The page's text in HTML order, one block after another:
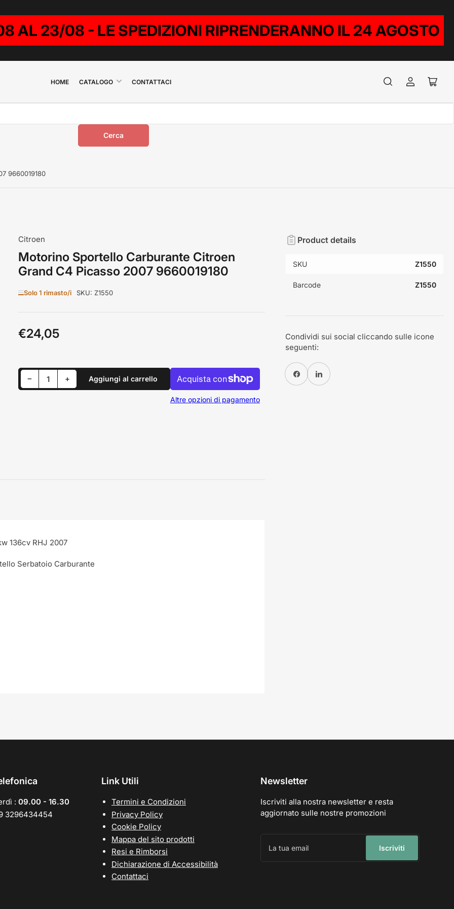
AL 23/08 - LE SPEDIZIONI RIPRENDERANNO IL 24 AGOSTO
HOME CATALOGO CONTATTACI AccediApri
mini
Cerca
9660019180
Citroen
Motorino Sportello Carburante Citroen
Grand C4 Picasso 2007 9660019180
Solo 1 rimasto/i SKU: Z1550
Prezzo
standard
€24,05
−Riduci quantità per Motorino Sportello Carburante Citroen Grand C4 Picasso 2007 9660019180
Quantità +Aumenta quantità per Motorino Sportello Carburante Citroen Grand C4 Picasso 2007 9660019180
Aggiungi al carrello
Altre opzioni di pagamento
Product details
SKU Z1550
Barcode Z1550
Condividi sui social cliccando sulle icone
seguenti:
Condividi su FacebookCondividi su Pinterest
136cv RHJ 2007
Serbatoio Carburante
: 09.00 - 16.30
3296434454
Link Utili
Termini e Condizioni
Privacy Policy
Cookie Policy
Mappa del sito prodotti
Resi e Rimborsi
Dichiarazione di Accessibilità
Contattaci
Newsletter
Iscriviti alla nostra newsletter e resta
aggiornato sulle nostre promozioni
tua
Iscriviti